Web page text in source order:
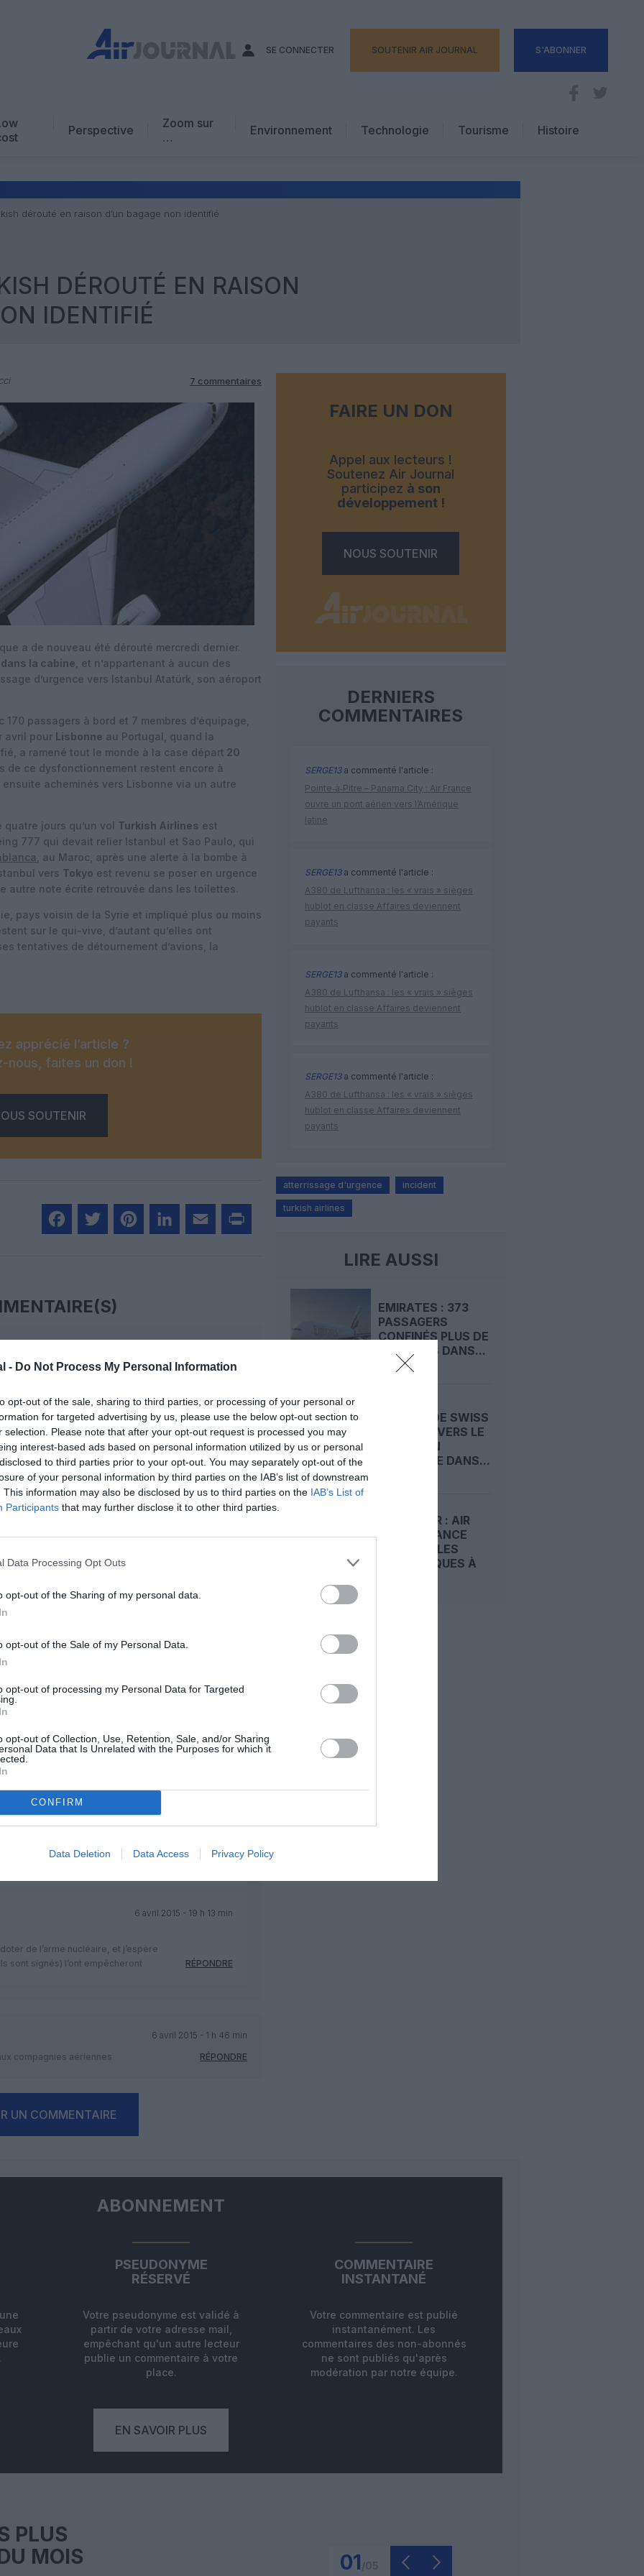
- Do Not Process My Personal Information
opt-out of the sale, sharing to third parties, or processing of your personal or
for targeted advertising by us, please use the below opt-out section to
selection. Please note that after your opt-out request is processed you may
interest-based ads based on personal information utilized by us or personal
to third parties prior to your opt-out. You may separately opt-out of the
of your personal information by third parties on the IAB’s list of downstream
This information may also be disclosed by us to third parties on the IAB’s List of
Participants that may further disclose it to other third parties.
Data Processing Opt Outs
opt-out of the Sharing of my personal data.
opt-out of the Sale of my Personal Data.
opt-out of processing my Personal Data for Targeted
opt-out of Collection, Use, Retention, Sale, and/or Sharing
Data that Is Unrelated with the Purposes for which it
CONFIRM
Data Deletion Data Access Privacy Policy
SE CONNECTER SOUTENIR AIR JOURNAL S'ABONNER
Perspective
Zoom sur
…
Avis d’expert
Environnement Technologie
Tourisme
Hôtellerie
Histoire
dérouté en raison d’un bagage non identifié
DÉROUTÉ EN RAISON
IDENTIFIÉ
7 commentaires
a de nouveau été dérouté mercredi dernier.
la cabine , et n’appartenant à aucun des
d’urgence vers Istanbul Atatürk, son aéroport
170 passagers à bord et 7 membres d’équipage,
avril pour Lisbonne au Portugal, quand la
a ramené tout le monde à la case départ 20
de ce dysfonctionnement restent encore à
acheminés vers Lisbonne via un autre
quatre jours qu’un vol Turkish Airlines est
777 qui devait relier Istanbul et Sao Paulo, qui
, au Maroc, après une alerte à la bombe à
vers Tokyo est revenu se poser en urgence
autre note écrite retrouvée dans les toilettes.
pays voisin de la Syrie et impliqué plus ou moins
sur le qui-vive, d’autant qu’elles ont
tentatives de détournement d’avions, la
apprécié l’article ?
nous, faites un don !
SOUTENIR
vol…
RÉPONDRE
4 avril 2015 - 21 h 24 min
arriver avec un peu de retard que
RÉPONDRE
comme … toutes les compagnies.
voisin de la Syrie et impliqué plus
restent sur le qui-vive, …” : ceci
turques. Chacun connaît l’actuelle
sunnites (cf. les récents
de ce conflit en Occident, pour
je crains fort que ce ne soit que le
cette région, l’Iran chiite possédant
RÉPONDRE
RÉPONDRE
6 avril 2015 - 19 h 13 min
de l’arme nucléaire, et j’espère
sont signés) l’ont empêcheront
RÉPONDRE
6 avril 2015 - 1 h 46 min
compagnies aériennes
RÉPONDRE
UN COMMENTAIRE
FAIRE UN DON
Appel aux lecteurs !
Soutenez Air Journal
participez à son
développement !
NOUS SOUTENIR
DERNIERS
COMMENTAIRES
SERGE13a commenté l'article :
Pointe‑à‑Pitre – Panama City : Air France
ouvre un pont aérien vers l’Amérique
latine
SERGE13a commenté l'article :
A380 de Lufthansa : les « vrais » sièges
hublot en classe Affaires deviennent
payants
SERGE13a commenté l'article :
A380 de Lufthansa : les « vrais » sièges
hublot en classe Affaires deviennent
payants
SERGE13a commenté l'article :
A380 de Lufthansa : les « vrais » sièges
hublot en classe Affaires deviennent
payants
atterrissage d'urgence incident
turkish airlines
LIRE AUSSI
EMIRATES : 373
PASSAGERS
CONFINÉS PLUS DE
10 HEURES DANS...
UN A330 DE SWISS
DÉROUTÉ VERS LE
MAINE : UN
« INCENDIE DANS...
STOPOVER : AIR
FRANCE LANCE
DES ESCALES
TOURISTIQUES À
ABONNEMENT
PSEUDONYME
RÉSERVÉ
Votre pseudonyme est validé à
partir de votre adresse mail,
empêchant qu'un autre lecteur
publie un commentaire à votre
place.
COMMENTAIRE
INSTANTANÉ
Votre commentaire est publié
instantanément. Les
commentaires des non-abonnés
ne sont publiés qu'après
modération par notre équipe.
EN SAVOIR PLUS
PLUS
MOIS
01